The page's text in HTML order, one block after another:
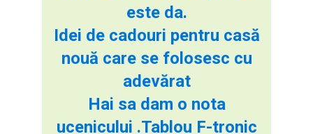
este da.
Idei de cadouri pentru casă
nouă care se folosesc cu
adevărat
Hai sa dam o nota
ucenicului .Tablou F-tronic